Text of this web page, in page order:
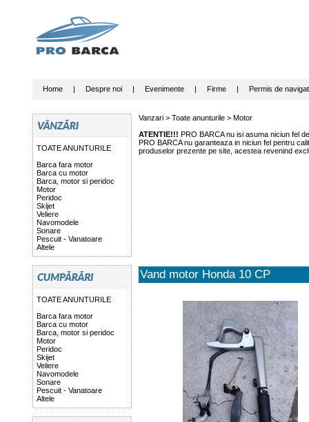
Home| Despre noi| Evenimente| Firme| Permis de
TOATE ANUNTURILE
Barca fara motor
Barca cu motor
Barca, motor si peridoc
Motor
Peridoc
Skijet
Veliere
Navomodele
Sonare
Pescuit - Vanatoare
Altele
TOATE ANUNTURILE
Barca fara motor
Barca cu motor
Barca, motor si peridoc
Motor
Peridoc
Skijet
Veliere
Navomodele
Sonare
Pescuit - Vanatoare
Altele
Vanzari > Toate anunturile> Motor
ATENTIE!!! PRO BARCA nu isi asuma niciun fel
PRO BARCA nu garanteaza in niciun fel pentru
produselor prezente pe site, acestea revenind
Vand motor Honda 10 CP